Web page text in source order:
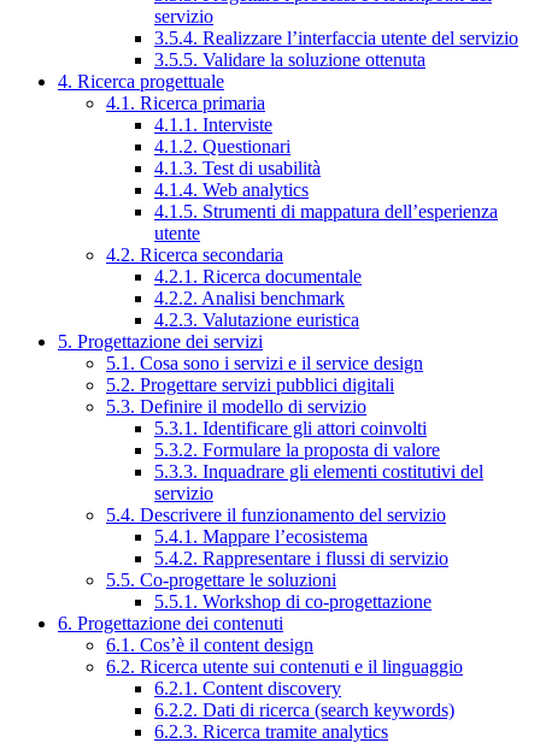
servizio
3.5.4. Realizzare l’interfaccia utente del servizio
3.5.5. Validare la soluzione ottenuta
4. Ricerca progettuale
4.1. Ricerca primaria
4.1.1. Interviste
4.1.2. Questionari
4.1.3. Test di usabilità
4.1.4. Web analytics
4.1.5. Strumenti di mappatura dell’esperienza
utente
4.2. Ricerca secondaria
4.2.1. Ricerca documentale
4.2.2. Analisi benchmark
4.2.3. Valutazione euristica
5. Progettazione dei servizi
5.1. Cosa sono i servizi e il service design
5.2. Progettare servizi pubblici digitali
5.3. Definire il modello di servizio
5.3.1. Identificare gli attori coinvolti
5.3.2. Formulare la proposta di valore
5.3.3. Inquadrare gli elementi costitutivi del
servizio
5.4. Descrivere il funzionamento del servizio
5.4.1. Mappare l’ecosistema
5.4.2. Rappresentare i flussi di servizio
5.5. Co-progettare le soluzioni
5.5.1. Workshop di co-progettazione
6. Progettazione dei contenuti
6.1. Cos’è il content design
6.2. Ricerca utente sui contenuti e il linguaggio
6.2.1. Content discovery
6.2.2. Dati di ricerca (search keywords)
6.2.3. Ricerca tramite analytics